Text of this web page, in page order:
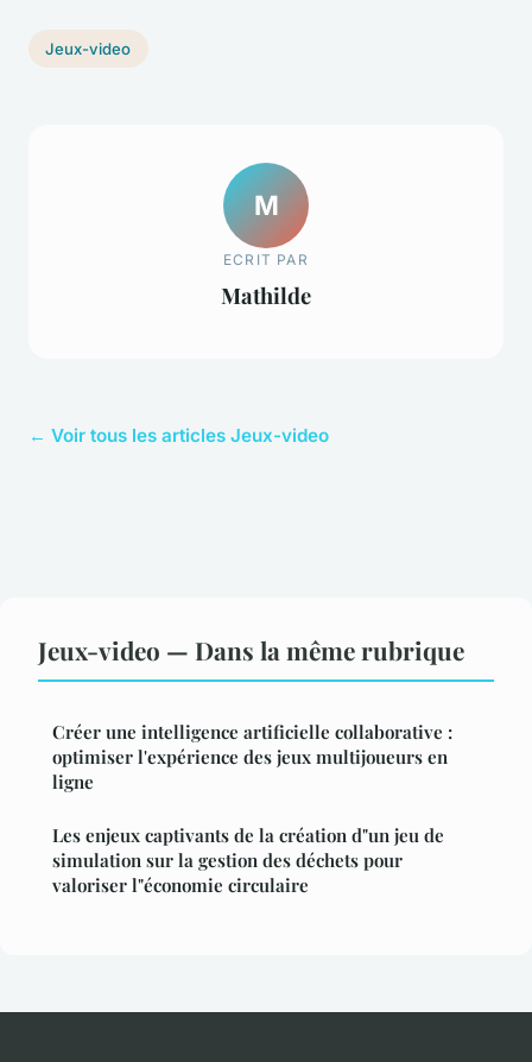
Jeux-video
M
ECRIT PAR
Mathilde
← Voir tous les articles Jeux-video
Jeux-video — Dans la même rubrique
Créer une intelligence artificielle collaborative :
optimiser l'expérience des jeux multijoueurs en
ligne
Les enjeux captivants de la création d"un jeu de
simulation sur la gestion des déchets pour
valoriser l"économie circulaire